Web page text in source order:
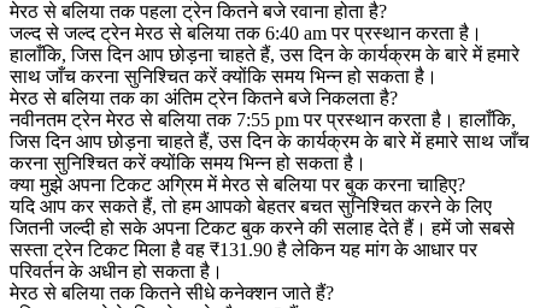
मेरठ से बलिया तक पहला ट्रेन कितने बजे रवाना होता है?
जल्द से जल्द ट्रेन मेरठ से बलिया तक 6:40 am पर प्रस्थान करता है।
हालाँकि, जिस दिन आप छोड़ना चाहते हैं, उस दिन के कार्यक्रम के बारे में हमारे
साथ जाँच करना सुनिश्चित करें क्योंकि समय भिन्न हो सकता है।
मेरठ से बलिया तक का अंतिम ट्रेन कितने बजे निकलता है?
नवीनतम ट्रेन मेरठ से बलिया तक 7:55 pm पर प्रस्थान करता है। हालाँकि,
जिस दिन आप छोड़ना चाहते हैं, उस दिन के कार्यक्रम के बारे में हमारे साथ जाँच
करना सुनिश्चित करें क्योंकि समय भिन्न हो सकता है।
क्या मुझे अपना टिकट अग्रिम में मेरठ से बलिया पर बुक करना चाहिए?
यदि आप कर सकते हैं, तो हम आपको बेहतर बचत सुनिश्चित करने के लिए
जितनी जल्दी हो सके अपना टिकट बुक करने की सलाह देते हैं। हमें जो सबसे
सस्ता ट्रेन टिकट मिला है वह ₹131.90 है लेकिन यह मांग के आधार पर
परिवर्तन के अधीन हो सकता है।
मेरठ से बलिया तक कितने सीधे कनेक्शन जाते हैं?